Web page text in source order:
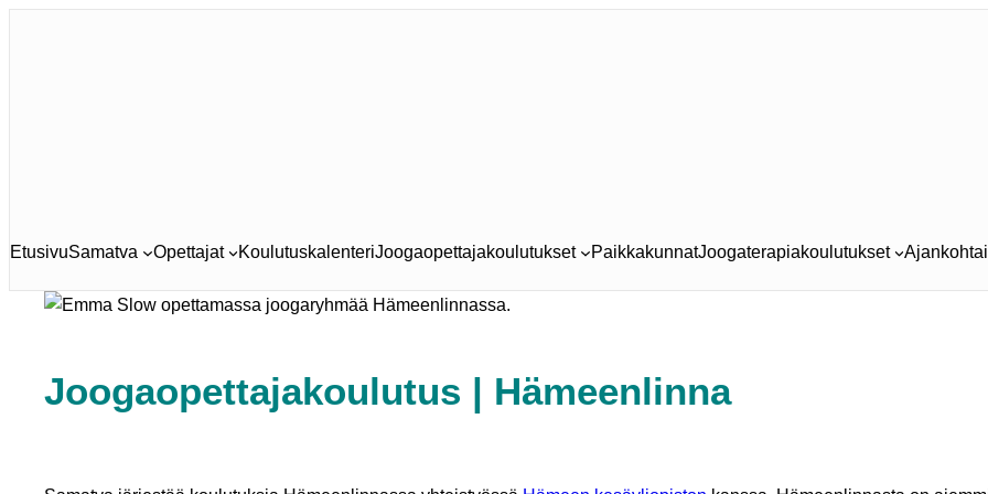
EtusivuSamatva Opettajat KoulutuskalenteriJoogaopettajakoulutukset PaikkakunnatJoogaterapiakoulutukset
Joogaopettajakoulutus | Hämeenlinna